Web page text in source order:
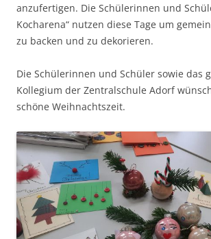
anzufertigen. Die Schülerinnen und
Kocharena“ nutzen diese Tage um
zu backen und zu dekorieren.
Die Schülerinnen und Schüler sowie das
Kollegium der Zentralschule Adorf
schöne Weihnachtszeit.